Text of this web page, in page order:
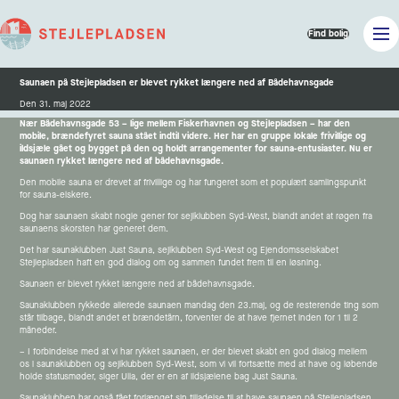
Find bolig
Saunaen på Stejlepladsen er blevet rykket længere ned af Bådehavnsgade
Den 31. maj 2022
Nær Bådehavnsgade 53 – lige mellem Fiskerhavnen og Stejlepladsen – har den
mobile, brændefyret sauna stået indtil videre. Her har en gruppe lokale frivillige og
ildsjæle gået og bygget på den og holdt arrangementer for sauna-entusiaster. Nu er
saunaen rykket længere ned af bådehavnsgade.
Den mobile sauna er drevet af frivillige og har fungeret som et populært samlingspunkt
for sauna-elskere.
Dog har saunaen skabt nogle gener for sejlklubben Syd-West, blandt andet at røgen fra
saunaens skorsten har generet dem.
Det har saunaklubben Just Sauna, sejlklubben Syd-West og Ejendomsselskabet
Stejlepladsen haft en god dialog om og sammen fundet frem til en løsning.
Saunaen er blevet rykket længere ned af bådehavnsgade.
Saunaklubben rykkede allerede saunaen mandag den 23.maj, og de resterende ting som
står tilbage, blandt andet et brændetårn, forventer de at have fjernet inden for 1 til 2
måneder.
– I forbindelse med at vi har rykket saunaen, er der blevet skabt en god dialog mellem
os i saunaklubben og sejlklubben Syd-West, som vi vil fortsætte med at have og løbende
holde statusmøder, siger Ulla, der er en af ildsjælene bag Just Sauna.